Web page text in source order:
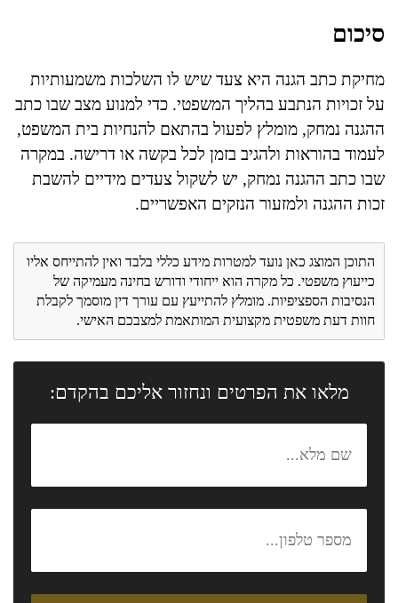
סיכום
מחיקת כתב הגנה היא צעד שיש לו השלכות משמעותיות
על זכויות הנתבע בהליך המשפטי. כדי למנוע מצב שבו כתב
ההגנה נמחק, מומלץ לפעול בהתאם להנחיות בית המשפט,
לעמוד בהוראות ולהגיב בזמן לכל בקשה או דרישה. במקרה
שבו כתב ההגנה נמחק, יש לשקול צעדים מידיים להשבת
זכות ההגנה ולמזעור הנזקים האפשריים.
התוכן המוצג כאן נועד למטרות מידע כללי בלבד ואין להתייחס אליו
כייעוץ משפטי. כל מקרה הוא ייחודי ודורש בחינה מעמיקה של
הנסיבות הספציפיות. מומלץ להתייעץ עם עורך דין מוסמך לקבלת
חוות דעת משפטית מקצועית המותאמת למצבכם האישי.
מלאו את הפרטים ונחזור אליכם בהקדם: